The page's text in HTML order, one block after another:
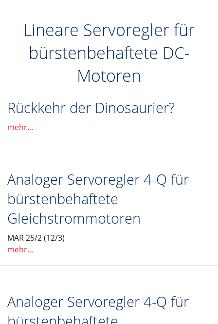
Lineare Servoregler für
bürstenbehaftete DC-
Motoren
Rückkehr der Dinosaurier?
mehr...
Analoger Servoregler 4-Q für
bürstenbehaftete
Gleichstrommotoren
MAR 25/2 (12/3)
mehr...
Analoger Servoregler 4-Q für